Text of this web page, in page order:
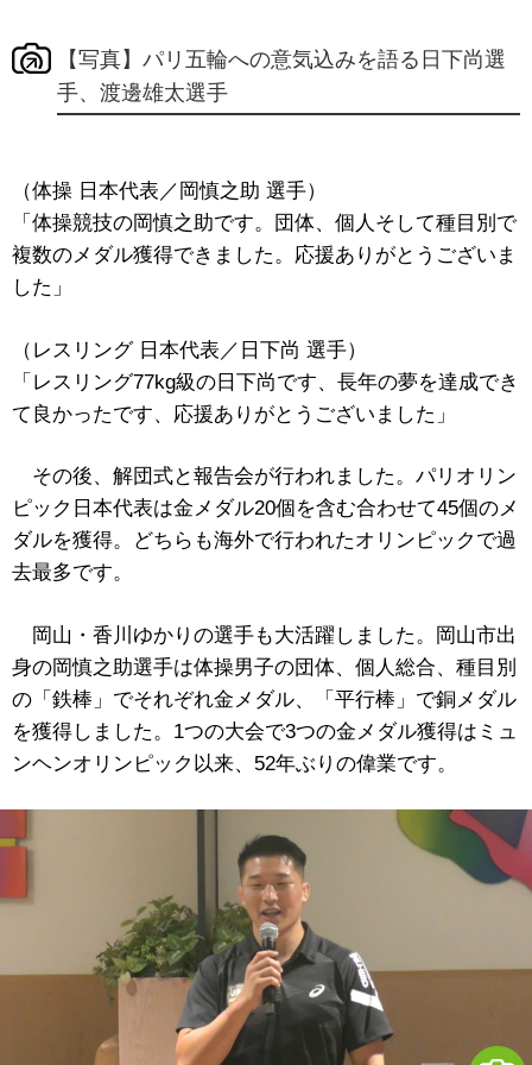
【写真】パリ五輪への意気込みを語る日下尚選
手、渡邊雄太選手
（体操 日本代表／岡慎之助 選手）
「体操競技の岡慎之助です。団体、個人そして種目別で
複数のメダル獲得できました。応援ありがとうございま
した」
（レスリング 日本代表／日下尚 選手）
「レスリング77kg級の日下尚です、長年の夢を達成でき
て良かったです、応援ありがとうございました」
その後、解団式と報告会が行われました。パリオリン
ピック日本代表は金メダル20個を含む合わせて45個のメ
ダルを獲得。どちらも海外で行われたオリンピックで過
去最多です。
岡山・香川ゆかりの選手も大活躍しました。岡山市出
身の岡慎之助選手は体操男子の団体、個人総合、種目別
の「鉄棒」でそれぞれ金メダル、「平行棒」で銅メダル
を獲得しました。1つの大会で3つの金メダル獲得はミュ
ンヘンオリンピック以来、52年ぶりの偉業です。